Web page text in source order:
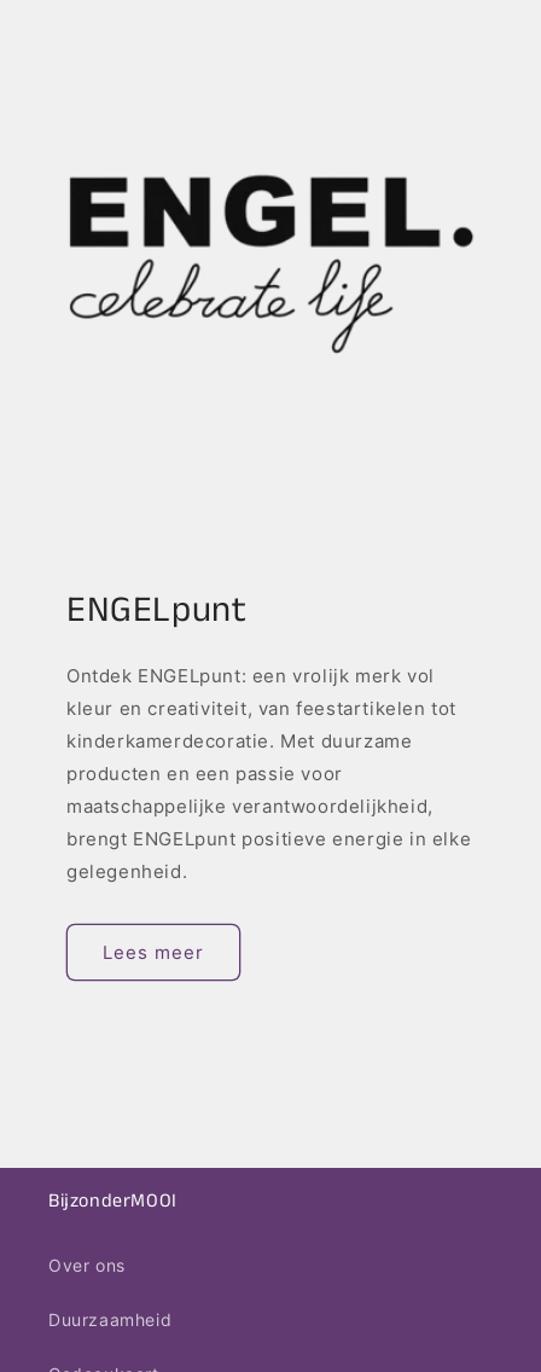
ENGELpunt
Ontdek ENGELpunt: een vrolijk merk vol
kleur en creativiteit, van feestartikelen tot
kinderkamerdecoratie. Met duurzame
producten en een passie voor
maatschappelijke verantwoordelijkheid,
brengt ENGELpunt positieve energie in elke
gelegenheid.
Lees meer
BijzonderMOOI
Over ons
Duurzaamheid